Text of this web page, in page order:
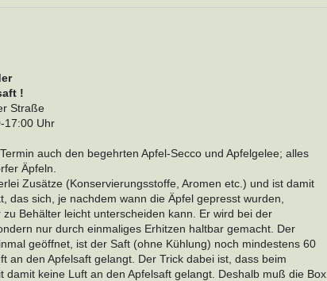
!
Straße
17:00 Uhr
auch den begehrten Apfel-Secco und Apfelgelee; alles
Äpfeln.
Zusätze (Konservierungsstoffe, Aromen etc.) und ist damit
das sich, je nachdem wann die Äpfel gepresst wurden,
Behälter leicht unterscheiden kann. Er wird bei der
nur durch einmaliges Erhitzen haltbar gemacht. Der
geöffnet, ist der Saft (ohne Kühlung) noch mindestens 60
an den Apfelsaft gelangt. Der Trick dabei ist, dass beim
keine Luft an den Apfelsaft gelangt. Deshalb muß die Box